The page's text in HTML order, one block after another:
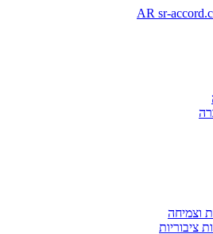
וצמיחה
ציבוריות